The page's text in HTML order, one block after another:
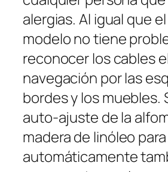
alergias. Al igual que
modelo no tiene
reconocer los cables
navegación por las
bordes y los muebles.
auto-ajuste de la
madera de linóleo
automáticamente